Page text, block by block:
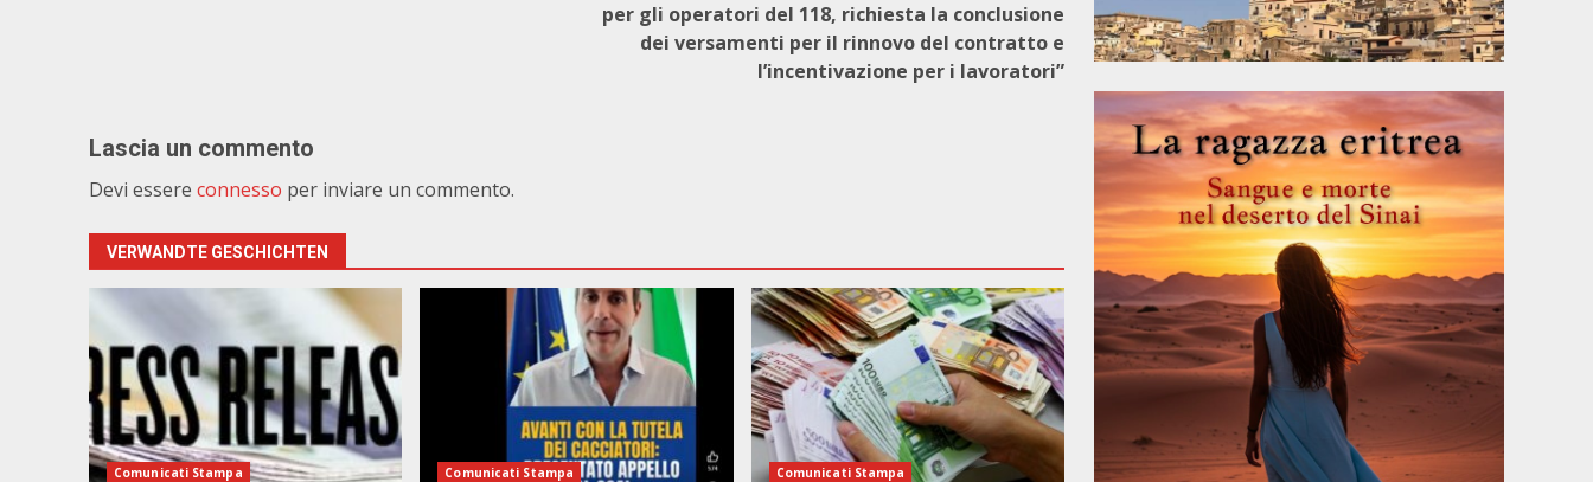
per gli operatori del 118, richiesta la conclusione
dei versamenti per il rinnovo del contratto e
l’incentivazione per i lavoratori”
Lascia un commento
Devi essere connesso per inviare un commento.
VERWANDTE GESCHICHTEN
Comunicati Stampa Comunicati Stampa Comunicati Stampa